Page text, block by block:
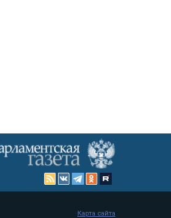
Карта сайта